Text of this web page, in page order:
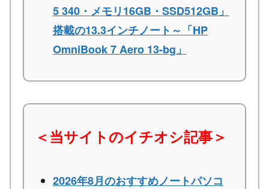
5 340・メモリ16GB・SSD512GB」
搭載の13.3インチノート～「HP
OmniBook 7 Aero 13-bg」
＜当サイトのイチオシ記事＞
2026年8月のおすすめノートパソコ